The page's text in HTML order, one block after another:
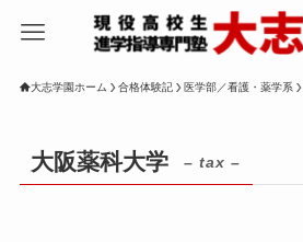
大志学園ホーム 合格体験記 医学部／看護・薬学系
大阪薬科大学 – tax –